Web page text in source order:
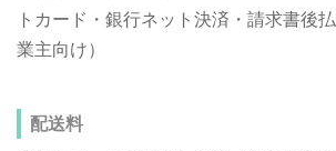
トカード・銀行ネット決済・請求書後
業主向け）
配送料